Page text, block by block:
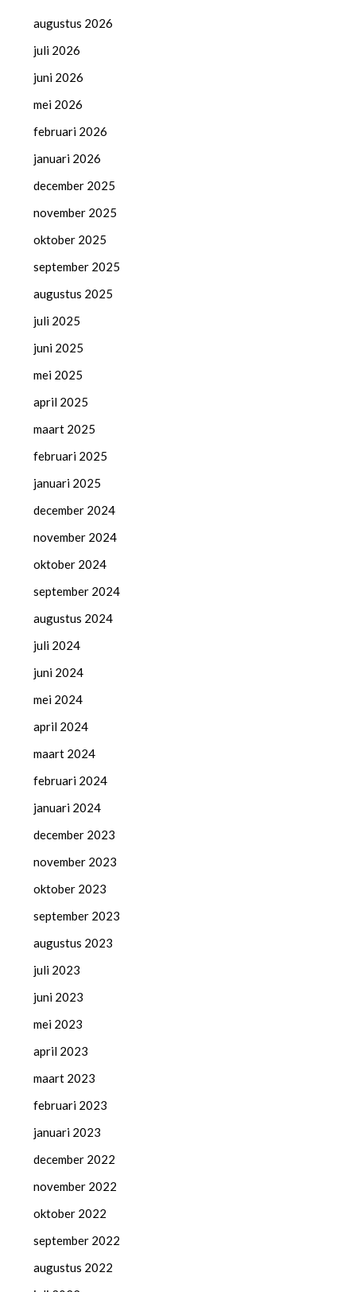
augustus 2026
juli 2026
juni 2026
mei 2026
februari 2026
januari 2026
december 2025
november 2025
oktober 2025
september 2025
augustus 2025
juli 2025
juni 2025
mei 2025
april 2025
maart 2025
februari 2025
januari 2025
december 2024
november 2024
oktober 2024
september 2024
augustus 2024
juli 2024
juni 2024
mei 2024
april 2024
maart 2024
februari 2024
januari 2024
december 2023
november 2023
oktober 2023
september 2023
augustus 2023
juli 2023
juni 2023
mei 2023
april 2023
maart 2023
februari 2023
januari 2023
december 2022
november 2022
oktober 2022
september 2022
augustus 2022